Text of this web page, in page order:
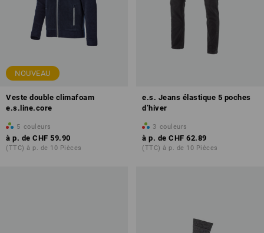
NOUVEAU
Veste double climafoam
e.s.line.core
5 couleurs
à p. de CHF 59.90
(TTC) à p. de 10 Pièces
e.s. Jeans élastique 5 poches
d’hiver
3 couleurs
à p. de CHF 62.89
(TTC) à p. de 10 Pièces